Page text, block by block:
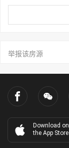
举报该房源
Download on
the App Store